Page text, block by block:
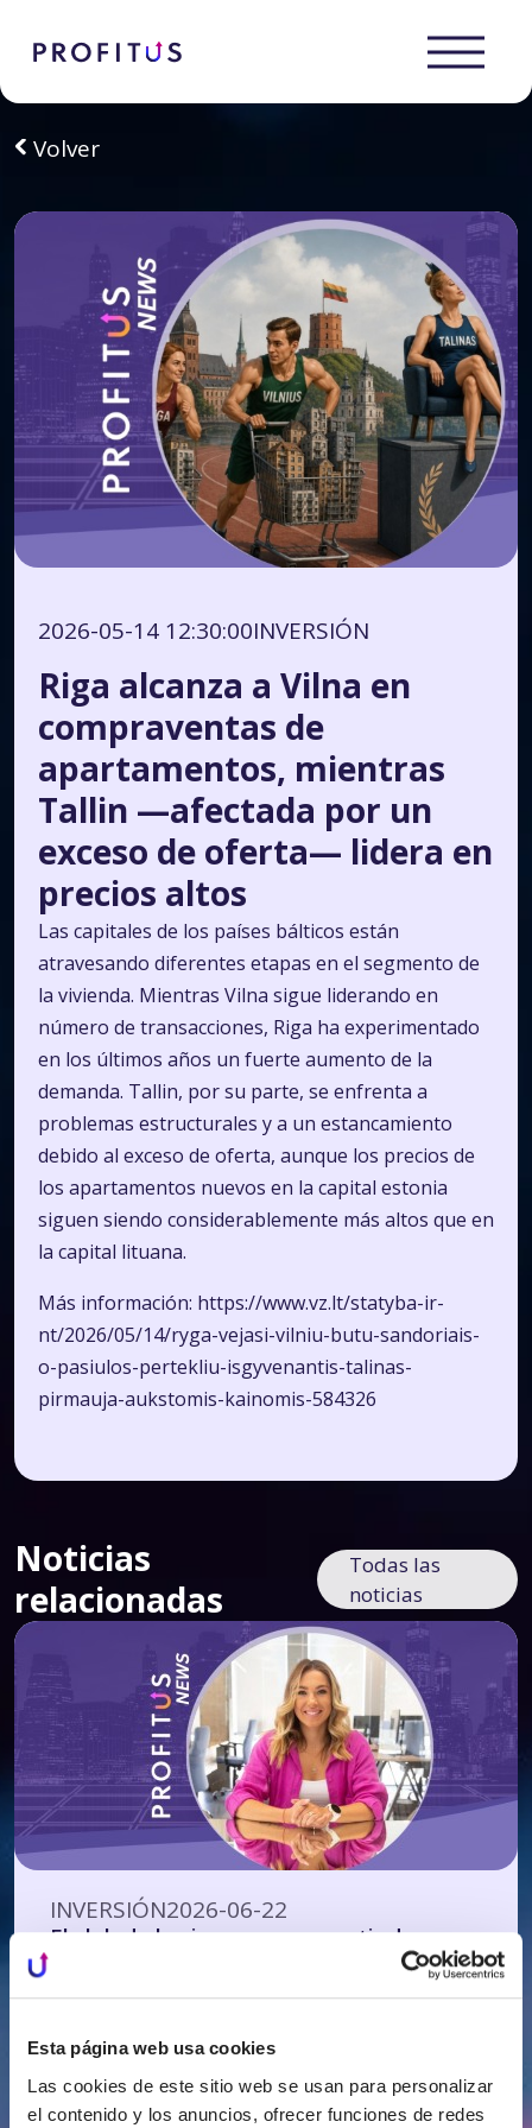
Esta página web usa cookies
Las cookies de este sitio web se usan para personalizar
el contenido y los anuncios, ofrecer funciones de redes
Volver
2026-05-14 12:30:00INVERSIÓN
Riga alcanza a Vilna en
compraventas de
apartamentos, mientras
Tallin —afectada por un
exceso de oferta— lidera en
precios altos
Las capitales de los países bálticos están
atravesando diferentes etapas en el segmento de
la vivienda. Mientras Vilna sigue liderando en
número de transacciones, Riga ha experimentado
en los últimos años un fuerte aumento de la
demanda. Tallin, por su parte, se enfrenta a
problemas estructurales y a un estancamiento
debido al exceso de oferta, aunque los precios de
los apartamentos nuevos en la capital estonia
siguen siendo considerablemente más altos que en
la capital lituana.
Más información: https://www.vz.lt/statyba-ir-
nt/2026/05/14/ryga-vejasi-vilniu-butu-sandoriais-
o-pasiulos-pertekliu-isgyvenantis-talinas-
pirmauja-aukstomis-kainomis-584326
Noticias
relacionadas
Todas las
noticias
INVERSIÓN2026-06-22
El club de los inversores a partir de
125.000 euros al que quizá no se pueda